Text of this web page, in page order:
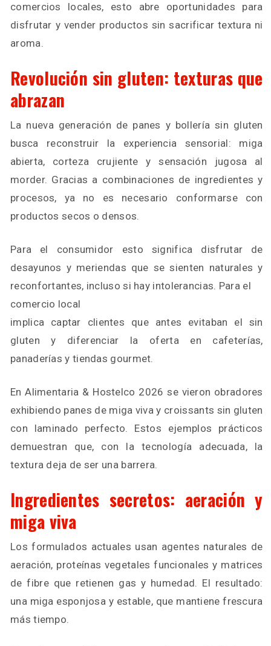
comercios locales, esto abre oportunidades para
disfrutar y vender productos sin sacrificar textura ni
aroma.
Revolución sin gluten: texturas que
abrazan
La nueva generación de panes y bollería sin gluten
busca reconstruir la experiencia sensorial: miga
abierta, corteza crujiente y sensación jugosa al
morder. Gracias a combinaciones de ingredientes y
procesos, ya no es necesario conformarse con
productos secos o densos.
Para el consumidor esto significa disfrutar de
desayunos y meriendas que se sienten naturales y
reconfortantes, incluso si hay intolerancias. Para el
comercio local
implica captar clientes que antes evitaban el sin
gluten y diferenciar la oferta en cafeterías,
panaderías y tiendas gourmet.
En Alimentaria & Hostelco 2026 se vieron obradores
exhibiendo panes de miga viva y croissants sin gluten
con laminado perfecto. Estos ejemplos prácticos
demuestran que, con la tecnología adecuada, la
textura deja de ser una barrera.
Ingredientes secretos: aeración y
miga viva
Los formulados actuales usan agentes naturales de
aeración, proteínas vegetales funcionales y matrices
de fibre que retienen gas y humedad. El resultado:
una miga esponjosa y estable, que mantiene frescura
más tiempo.